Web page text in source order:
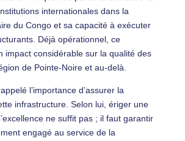
internationales dans la
du Congo et sa capacité à exécuter
Déjà opérationnel, ce
impact considérable sur la qualité des
de Pointe-Noire et au-delà.
l’importance d’assurer la
infrastructure. Selon lui, ériger une
ne suffit pas ; il faut garantir
engagé au service de la